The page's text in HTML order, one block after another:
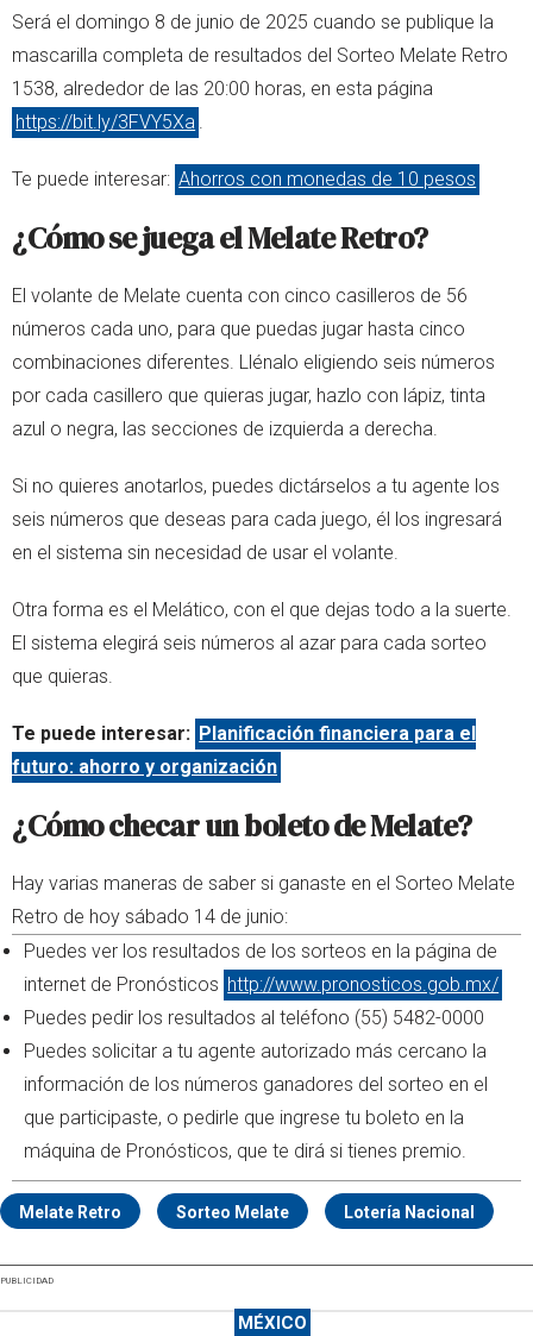
Será el domingo 8 de junio de 2025 cuando se publique la
mascarilla completa de resultados del Sorteo Melate Retro
1538, alrededor de las 20:00 horas, en esta página
https://bit.ly/3FVY5Xa .
Te puede interesar: Ahorros con monedas de 10 pesos
¿Cómo se juega el Melate Retro?
El volante de Melate cuenta con cinco casilleros de 56
números cada uno, para que puedas jugar hasta cinco
combinaciones diferentes. Llénalo eligiendo seis números
por cada casillero que quieras jugar, hazlo con lápiz, tinta
azul o negra, las secciones de izquierda a derecha.
Si no quieres anotarlos, puedes dictárselos a tu agente los
seis números que deseas para cada juego, él los ingresará
en el sistema sin necesidad de usar el volante.
Otra forma es el Melático, con el que dejas todo a la suerte.
El sistema elegirá seis números al azar para cada sorteo
que quieras.
Te puede interesar: Planificación financiera para el
futuro: ahorro y organización
¿Cómo checar un boleto de Melate?
Hay varias maneras de saber si ganaste en el Sorteo Melate
Retro de hoy sábado 14 de junio:
Puedes ver los resultados de los sorteos en la página de
internet de Pronósticos http://www.pronosticos.gob.mx/
Puedes pedir los resultados al teléfono (55) 5482-0000
Puedes solicitar a tu agente autorizado más cercano la
información de los números ganadores del sorteo en el
que participaste, o pedirle que ingrese tu boleto en la
máquina de Pronósticos, que te dirá si tienes premio.
Melate Retro Sorteo Melate Lotería Nacional
PUBLICIDAD
MÉXICO